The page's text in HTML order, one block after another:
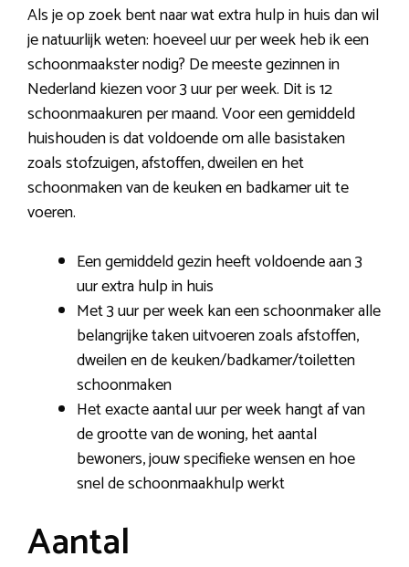
Als je op zoek bent naar wat extra hulp in huis dan wil
je natuurlijk weten: hoeveel uur per week heb ik een
schoonmaakster nodig? De meeste gezinnen in
Nederland kiezen voor 3 uur per week. Dit is 12
schoonmaakuren per maand. Voor een gemiddeld
huishouden is dat voldoende om alle basistaken
zoals stofzuigen, afstoffen, dweilen en het
schoonmaken van de keuken en badkamer uit te
voeren.
Een gemiddeld gezin heeft voldoende aan 3
uur extra hulp in huis
Met 3 uur per week kan een schoonmaker alle
belangrijke taken uitvoeren zoals afstoffen,
dweilen en de keuken/badkamer/toiletten
schoonmaken
Het exacte aantal uur per week hangt af van
de grootte van de woning, het aantal
bewoners, jouw specifieke wensen en hoe
snel de schoonmaakhulp werkt
Aantal